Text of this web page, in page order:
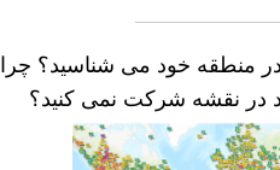
در منطقه خود می شناسید؟ چرا
در نقشه شرکت نمی کنید؟